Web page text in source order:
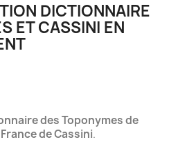
DICTIONNAIRE
ET CASSINI EN
des Toponymes de
de Cassini.